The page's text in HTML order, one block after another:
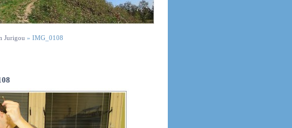
Jurigou » IMG_0108